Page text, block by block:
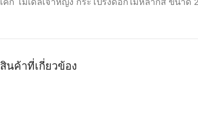
เค้ก โมเดลเจ้าหญิง กระโปรงดอกไม้หลากสี ขนาด
สินค้าที่เกี่ยวข้อง